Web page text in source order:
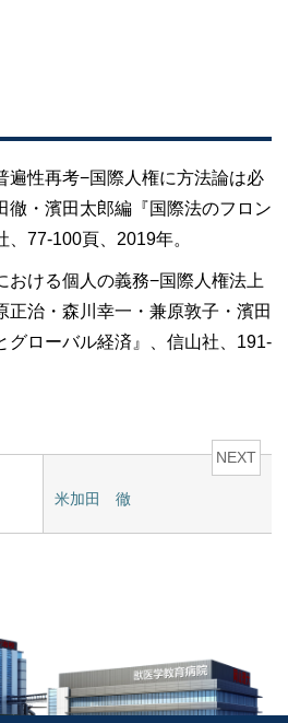
遍性再考−国際人権に方法論は必
徹・濱田太郎編『国際法のフロン
77-100頁、2019年。
おける個人の義務−国際人権法上
正治・森川幸一・兼原敦子・濱田
グローバル経済』、信山社、191-
NEXT
米加田 徹